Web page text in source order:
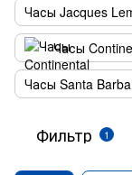
Часы Jacques
Часы
Часы Santa
Фильтр 1